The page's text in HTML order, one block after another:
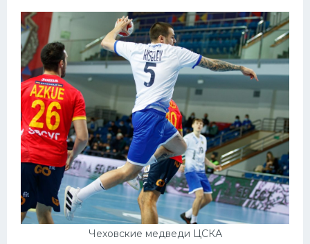
Чеховские медведи ЦСКА